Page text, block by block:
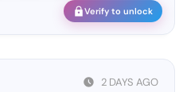
Verify to unlock
2 DAYS AGO